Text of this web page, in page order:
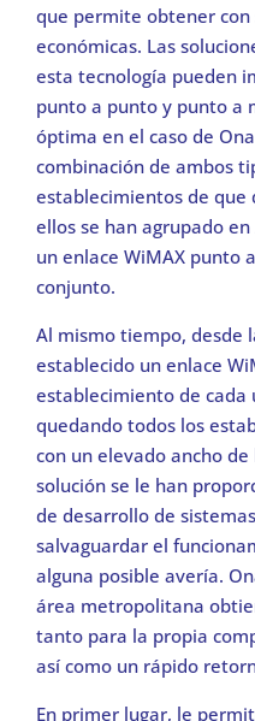
que permite obtener con
económicas. Las
esta tecnología pueden
punto a punto y punto a
óptima en el caso de
combinación de ambos
establecimientos de que
ellos se han agrupado
un enlace WiMAX punto
conjunto.
Al mismo tiempo, desde
establecido un enlace
establecimiento de cada
quedando todos los
con un elevado ancho
solución se le han
de desarrollo de
salvaguardar el
alguna posible avería.
área metropolitana
tanto para la propia
así como un rápido
En primer lugar, le